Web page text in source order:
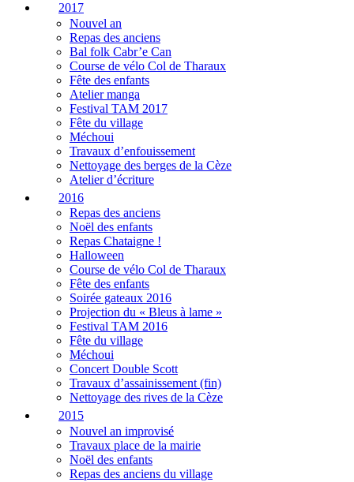
2017
Nouvel an
Repas des anciens
Bal folk Cabr’e Can
Course de vélo Col de Tharaux
Fête des enfants
Atelier manga
Festival TAM 2017
Fête du village
Méchoui
Travaux d’enfouissement
Nettoyage des berges de la Cèze
Atelier d’écriture
2016
Repas des anciens
Noël des enfants
Repas Chataigne !
Halloween
Course de vélo Col de Tharaux
Fête des enfants
Soirée gateaux 2016
Projection du « Bleus à lame »
Festival TAM 2016
Fête du village
Méchoui
Concert Double Scott
Travaux d’assainissement (fin)
Nettoyage des rives de la Cèze
2015
Nouvel an improvisé
Travaux place de la mairie
Noël des enfants
Repas des anciens du village